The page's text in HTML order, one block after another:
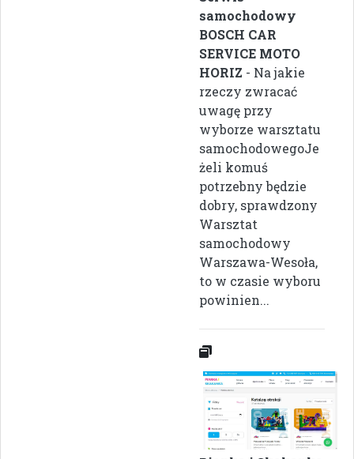
samochodowy
BOSCH CAR
SERVICE MOTO
HORIZ - Na jakie
rzeczy zwracać
uwagę przy
wyborze warsztatu
samochodowegoJe
żeli komuś
potrzebny będzie
dobry, sprawdzony
Warsztat
samochodowy
Warszawa-Wesoła,
to w czasie wyboru
powinien...